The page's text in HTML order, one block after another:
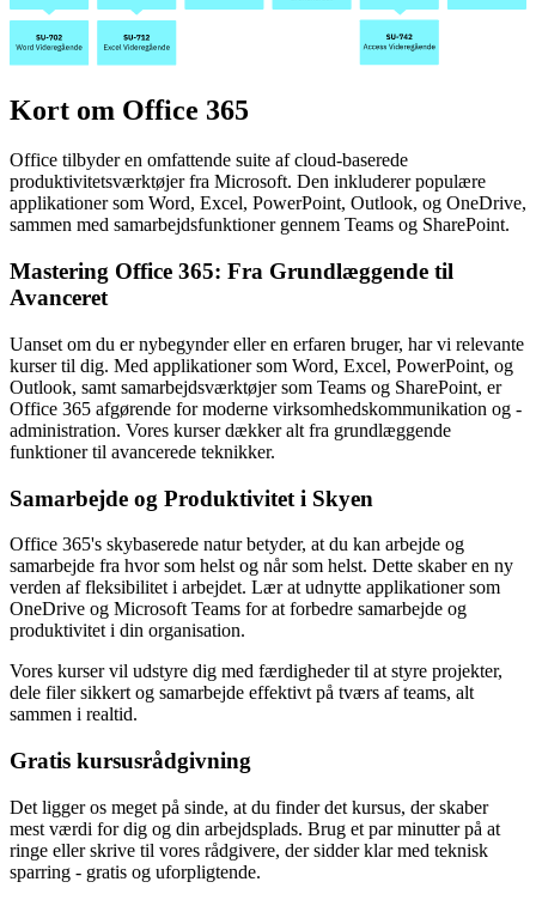
Kort om Office 365
Office tilbyder en omfattende suite af cloud-baserede
produktivitetsværktøjer fra Microsoft. Den inkluderer populære
applikationer som Word, Excel, PowerPoint, Outlook, og OneDrive,
sammen med samarbejdsfunktioner gennem Teams og SharePoint.
Mastering Office 365: Fra Grundlæggende til
Avanceret
Uanset om du er nybegynder eller en erfaren bruger, har vi relevante
kurser til dig. Med applikationer som Word, Excel, PowerPoint, og
Outlook, samt samarbejdsværktøjer som Teams og SharePoint, er
Office 365 afgørende for moderne virksomhedskommunikation og -
administration. Vores kurser dækker alt fra grundlæggende
funktioner til avancerede teknikker.
Samarbejde og Produktivitet i Skyen
Office 365's skybaserede natur betyder, at du kan arbejde og
samarbejde fra hvor som helst og når som helst. Dette skaber en ny
verden af fleksibilitet i arbejdet. Lær at udnytte applikationer som
OneDrive og Microsoft Teams for at forbedre samarbejde og
produktivitet i din organisation.
Vores kurser vil udstyre dig med færdigheder til at styre projekter,
dele filer sikkert og samarbejde effektivt på tværs af teams, alt
sammen i realtid.
Gratis kursusrådgivning
Det ligger os meget på sinde, at du finder det kursus, der skaber
mest værdi for dig og din arbejdsplads. Brug et par minutter på at
ringe eller skrive til vores rådgivere, der sidder klar med teknisk
sparring - gratis og uforpligtende.